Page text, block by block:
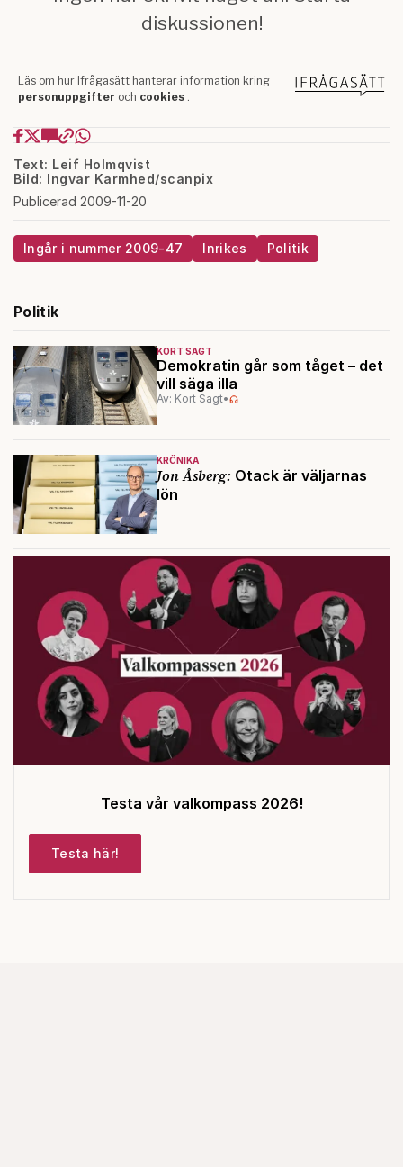
Text: Leif Holmqvist
Bild: Ingvar Karmhed/scanpix
Publicerad 2009-11-20
Ingår i nummer 2009-47 Inrikes Politik
Politik
KORT SAGT
Demokratin går som tåget – det
vill säga illa
Av: Kort Sagt•
KRÖNIKA
Jon Åsberg: Otack är väljarnas
lön
Testa vår valkompass 2026!
Testa här!